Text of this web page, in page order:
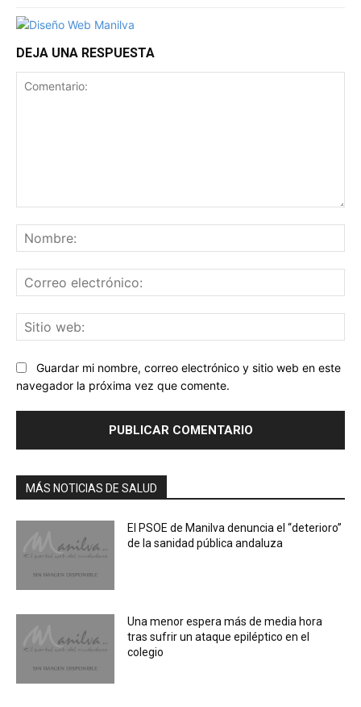
DEJA UNA RESPUESTA
Guardar mi nombre, correo electrónico y sitio web en este
navegador la próxima vez que comente.
MÁS NOTICIAS DE SALUD
El PSOE de Manilva denuncia el “deterioro”
de la sanidad pública andaluza
Una menor espera más de media hora
tras sufrir un ataque epiléptico en el
colegio